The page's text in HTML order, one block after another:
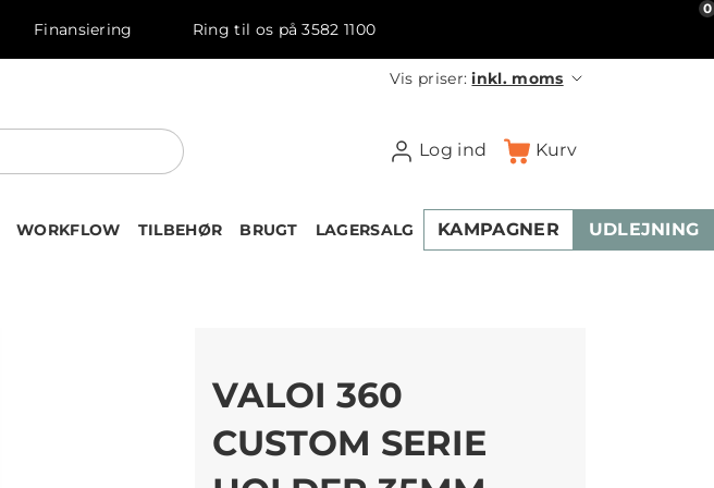
Finansiering Ring til os på 3582 1100
Vis priser:inkl. moms
Log ind Kurv
0
WORKFLOW TILBEHØR BRUGT LAGERSALG KAMPAGNER UDLEJNING
VALOI 360
CUSTOM SERIE